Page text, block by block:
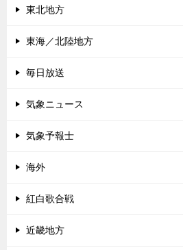
東北地方
東海／北陸地方
毎日放送
気象ニュース
気象予報士
海外
紅白歌合戦
近畿地方